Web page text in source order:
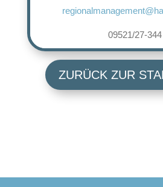
09521/27-344
ZURÜCK ZUR